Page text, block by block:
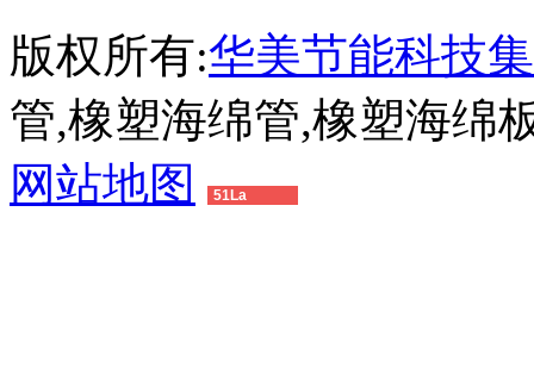
版权所有:华美节能科技
管,橡塑海绵管,橡塑海绵
网站地图
51La